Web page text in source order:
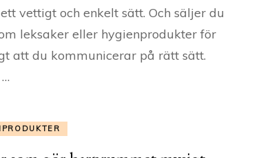
vettigt och enkelt sätt. Och säljer du
leksaker eller hygienprodukter för
att du kommunicerar på rätt sätt.